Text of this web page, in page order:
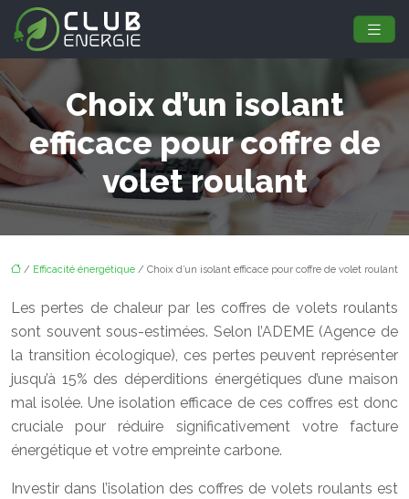
Choix d’un isolant
efficace pour coffre de
volet roulant
/ Efficacité énergétique / Choix d’un isolant efficace pour coffre de volet roulant
Les pertes de chaleur par les coffres de volets roulants
sont souvent sous-estimées. Selon l’ADEME (Agence de
la transition écologique), ces pertes peuvent représenter
jusqu’à 15% des déperditions énergétiques d’une maison
mal isolée. Une isolation efficace de ces coffres est donc
cruciale pour réduire significativement votre facture
énergétique et votre empreinte carbone.
Investir dans l’isolation des coffres de volets roulants est